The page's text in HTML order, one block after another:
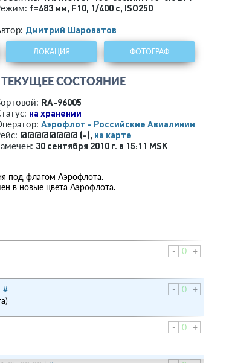
f=483 мм, F10, 1/400 с, ISO250
Дмитрий Шароватов
ЛОКАЦИЯ ФОТОГРАФ
ТЕКУЩЕЕ СОСТОЯНИЕ
RA-96005
на хранении
Аэрофлот - Российские Авиалинии
@@@@@@@@ (-), на карте
30 сентября 2010 г. в 15:11 MSK
под флагом Аэрофлота.
в новые цвета Аэрофлота.
- 0 +
- 0 +
#
- 0 +